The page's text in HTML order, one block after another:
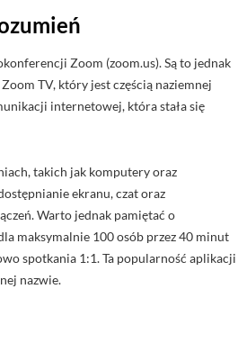
Zoom (zoom.us). Są to jednak
TV, który jest częścią naziemnej
internetowej, która stała się
takich jak komputery oraz
ekranu, czat oraz
Warto jednak pamiętać o
maksymalnie 100 osób przez 40 minut
spotkania 1:1. Ta popularność aplikacji
nazwie.